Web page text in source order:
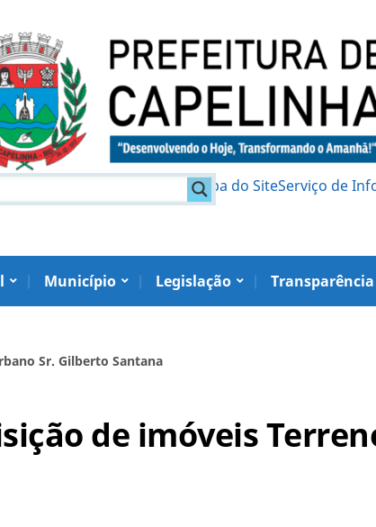
Mapa do SiteServiço de
Município Legislação Transparência
Sr. Gilberto Santana
de imóveis